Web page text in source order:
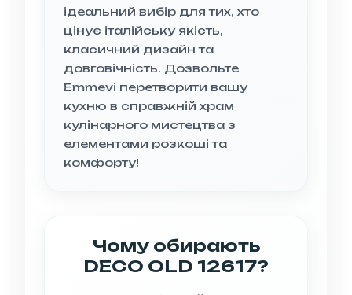
ідеальний вибір для тих, хто
цінує італійську якість,
класичний дизайн та
довговічність. Дозвольте
Emmevi перетворити вашу
кухню в справжній храм
кулінарного мистецтва з
елементами розкоші та
комфорту!
Чому обирають
DECO OLD 12617?